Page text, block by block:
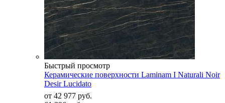
Быстрый просмотр
Керамические поверхности Laminam I Naturali Noir
Desir Lucidato
от 42 977 руб.